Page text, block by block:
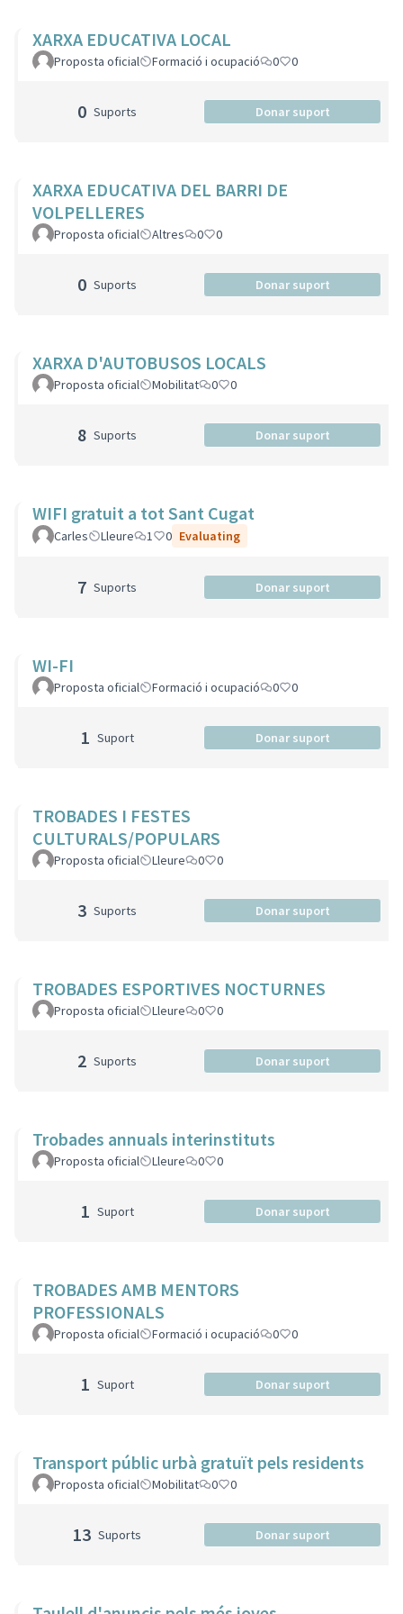
XARXA EDUCATIVA LOCAL
Proposta oficial Formació i ocupació 0 0
0 Suports Donar suport
XARXA EDUCATIVA DEL BARRI DE
VOLPELLERES
Proposta oficial Altres 0 0
0 Suports Donar suport
XARXA D'AUTOBUSOS LOCALS
Proposta oficial Mobilitat 0 0
8 Suports Donar suport
WIFI gratuit a tot Sant Cugat
Carles Lleure 1 0 Evaluating
7 Suports Donar suport
WI-FI
Proposta oficial Formació i ocupació 0 0
1 Suport Donar suport
TROBADES I FESTES
CULTURALS/POPULARS
Proposta oficial Lleure 0 0
3 Suports Donar suport
TROBADES ESPORTIVES NOCTURNES
Proposta oficial Lleure 0 0
2 Suports Donar suport
Trobades annuals interinstituts
Proposta oficial Lleure 0 0
1 Suport Donar suport
TROBADES AMB MENTORS
PROFESSIONALS
Proposta oficial Formació i ocupació 0 0
1 Suport Donar suport
Transport públic urbà gratuït pels residents
Proposta oficial Mobilitat 0 0
13 Suports Donar suport